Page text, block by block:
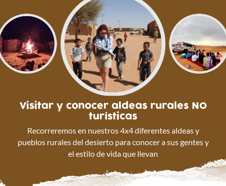
en la que no te tendrás que preocupar por nada
salvo
dejarte llevar y disfrutar por el viento.
Visitar y conocer aldeas rurales NO
turísticas
Recorreremos en nuestros 4x4 diferentes aldeas y
pueblos rurales del desierto para conocer a sus gentes y
el estilo de vida que llevan